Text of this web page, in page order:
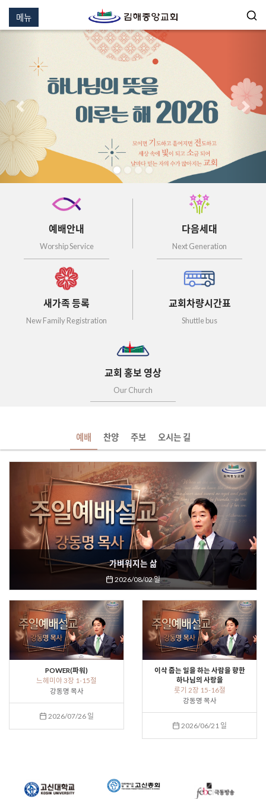
메뉴
이전 다음
예배안내
Worship Service
다음세대
Next Generation
새가족 등록
New Family Registration
교회차량시간표
Shuttle bus
교회 홍보 영상
Our Church
예배 찬양 주보 오시는 길
가벼워지는 삶
2026/08/02 일
POWER(파워)
느헤미야 3장 1-15절
강동명 목사
2026/07/26 일
이삭 줍는 일을 하는 사람을 향한
하나님의 사랑을
룻기 2장 15-16절
강동명 목사
2026/06/21 일